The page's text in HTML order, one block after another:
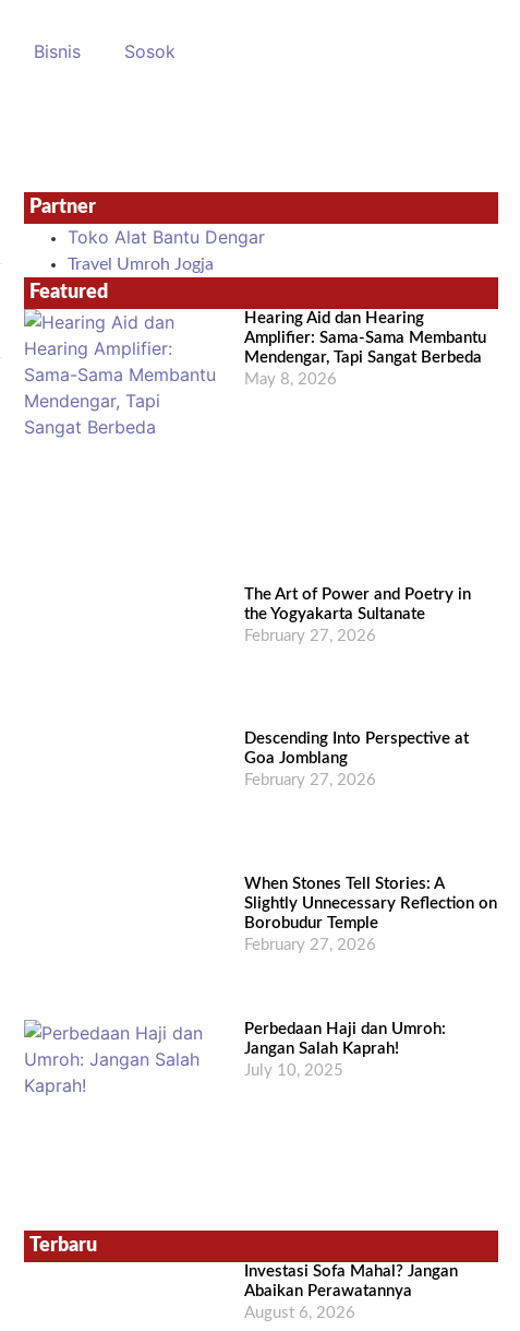
Bisnis Sosok
Partner
Toko Alat Bantu Dengar
Travel Umroh Jogja
Featured
Hearing Aid dan Hearing
Amplifier: Sama-Sama Membantu
Mendengar, Tapi Sangat Berbeda
May 8, 2026
The Art of Power and Poetry in
the Yogyakarta Sultanate
February 27, 2026
Descending Into Perspective at
Goa Jomblang
February 27, 2026
When Stones Tell Stories: A
Slightly Unnecessary Reflection on
Borobudur Temple
February 27, 2026
Perbedaan Haji dan Umroh:
Jangan Salah Kaprah!
July 10, 2025
Terbaru
Investasi Sofa Mahal? Jangan
Abaikan Perawatannya
August 6, 2026